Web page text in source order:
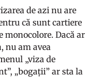
de azi nu are
că sunt cartiere
monocolore. Dacă ar
nu am avea
„viza de
„bogații” ar sta la